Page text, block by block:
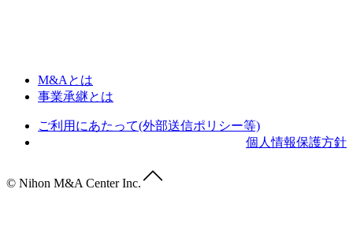
M&Aとは
事業承継とは
ご利用にあたって(外部送信ポリシー等)
個人情報保護方針
© Nihon M&A Center Inc.